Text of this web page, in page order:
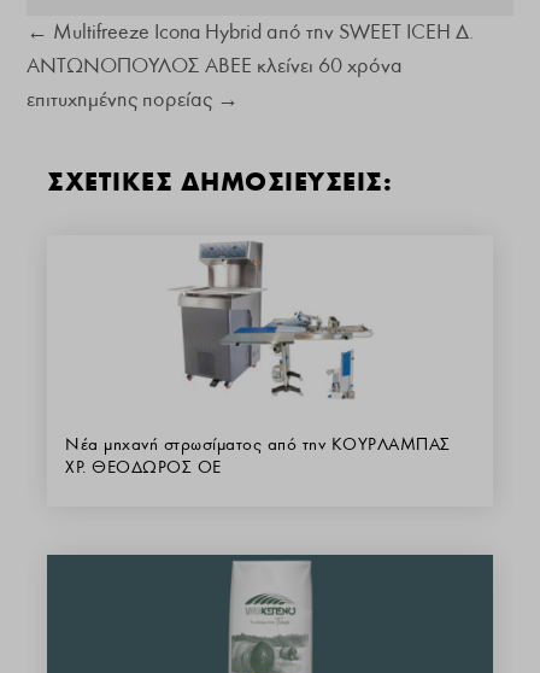
← Multifreeze Icona Hybrid από την SWEET ICEΗ Δ.
ΑΝΤΩΝΟΠΟΥΛΟΣ ΑΒΕΕ κλείνει 60 χρόνα
επιτυχημένης πορείας →
ΣΧΕΤΙΚΕΣ ΔΗΜΟΣΙΕΥΣΕΙΣ:
Νέα μηχανή στρωσίματος από την ΚΟΥΡΛΑΜΠΑΣ
ΧΡ. ΘΕΟΔΩΡΟΣ ΟΕ